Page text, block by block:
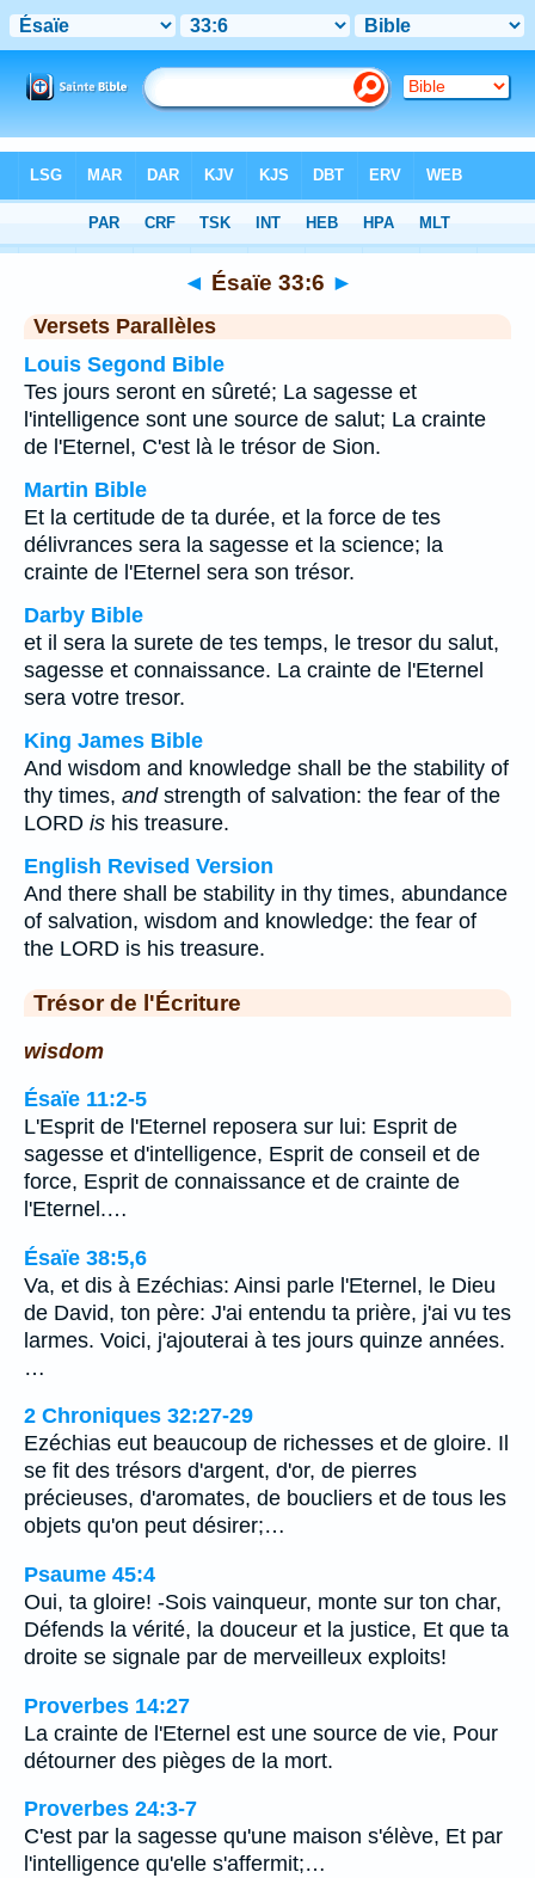
Chapitre 33> Verset 6
◄ Ésaïe 33:6 ►
Versets Parallèles
Louis Segond Bible
Tes jours seront en sûreté; La sagesse et
l'intelligence sont une source de salut; La crainte
de l'Eternel, C'est là le trésor de Sion.
Martin Bible
Et la certitude de ta durée, et la force de tes
délivrances sera la sagesse et la science; la
crainte de l'Eternel sera son trésor.
Darby Bible
et il sera la surete de tes temps, le tresor du salut,
sagesse et connaissance. La crainte de l'Eternel
sera votre tresor.
King James Bible
And wisdom and knowledge shall be the stability of
thy times, andstrength of salvation: the fear of the
LORD is his treasure.
English Revised Version
And there shall be stability in thy times, abundance
of salvation, wisdom and knowledge: the fear of
the LORD is his treasure.
Trésor de l'Écriture
wisdom
Ésaïe 11:2-5
L'Esprit de l'Eternel reposera sur lui: Esprit de
sagesse et d'intelligence, Esprit de conseil et de
force, Esprit de connaissance et de crainte de
l'Eternel.…
Ésaïe 38:5,6
Va, et dis à Ezéchias: Ainsi parle l'Eternel, le Dieu
de David, ton père: J'ai entendu ta prière, j'ai vu tes
larmes. Voici, j'ajouterai à tes jours quinze années.
…
2 Chroniques 32:27-29
Ezéchias eut beaucoup de richesses et de gloire. Il
se fit des trésors d'argent, d'or, de pierres
précieuses, d'aromates, de boucliers et de tous les
objets qu'on peut désirer;…
Psaume 45:4
Oui, ta gloire! -Sois vainqueur, monte sur ton char,
Défends la vérité, la douceur et la justice, Et que ta
droite se signale par de merveilleux exploits!
Proverbes 14:27
La crainte de l'Eternel est une source de vie, Pour
détourner des pièges de la mort.
Proverbes 24:3-7
C'est par la sagesse qu'une maison s'élève, Et par
l'intelligence qu'elle s'affermit;…